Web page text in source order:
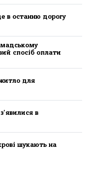
в останню дорогу
спосіб оплати
для
в
шукають на